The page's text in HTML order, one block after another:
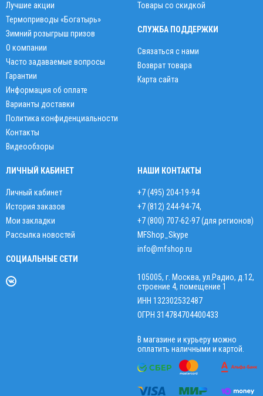
Лучшие акции
Термоприводы «Богатырь»
Зимний розыгрыш призов
О компании
Часто задаваемые вопросы
Гарантии
Информация об оплате
Варианты доставки
Политика конфиденциальности
Контакты
Видеообзоры
Товары со скидкой
СЛУЖБА ПОДДЕРЖКИ
Связаться с нами
Возврат товара
Карта сайта
ЛИЧНЫЙ КАБИНЕТ
Личный кабинет
История заказов
Мои закладки
Рассылка новостей
СОЦИАЛЬНЫЕ СЕТИ
НАШИ КОНТАКТЫ
+7 (495) 204-19-94
+7 (812) 244-94-74,
+7 (800) 707-62-97 (для регионов)
MFShop_Skype
info@mfshop.ru
105005, г. Москва, ул.Радио, д.12,
строение 4, помещение 1
ИНН 132302532487
ОГРН 314784704400433
В магазине и курьеру можно
оплатить наличными и картой.